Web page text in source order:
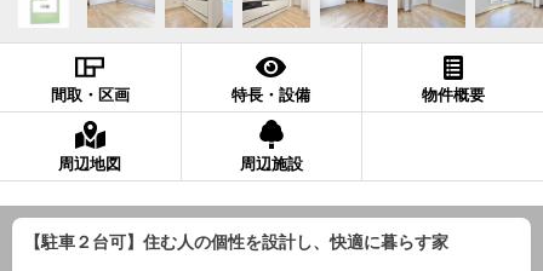
間取・区画 特長・設備 物件概要
周辺地図 周辺施設
【駐車２台可】住む人の個性を設計し、快適に暮らす家